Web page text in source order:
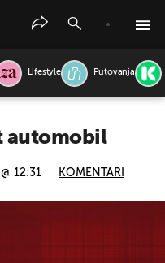
Lifestyle Putovanja
automobil
12:31 KOMENTARI